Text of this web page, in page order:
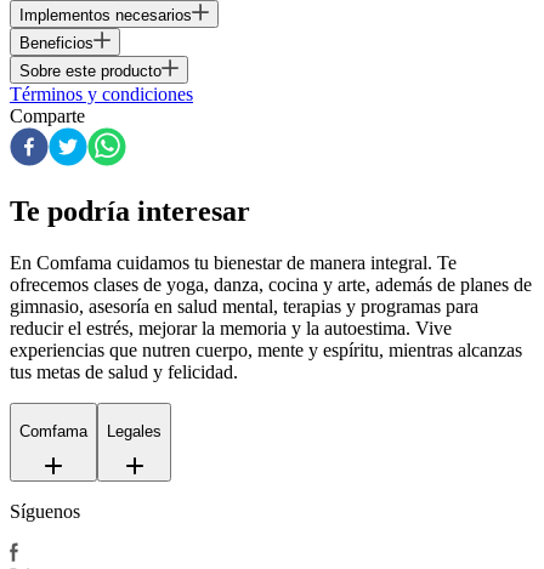
Implementos necesarios
Beneficios
Sobre este producto
Términos y condiciones
Comparte
Te podría interesar
En Comfama cuidamos tu bienestar de manera integral. Te
ofrecemos clases de yoga, danza, cocina y arte, además de planes de
gimnasio, asesoría en salud mental, terapias y programas para
reducir el estrés, mejorar la memoria y la autoestima. Vive
experiencias que nutren cuerpo, mente y espíritu, mientras alcanzas
tus metas de salud y felicidad.
Comfama Legales
Síguenos